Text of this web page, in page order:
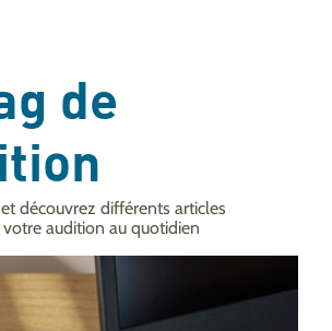
de
et découvrez différents articles
audition au quotidien